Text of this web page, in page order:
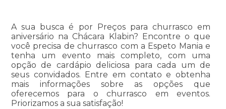
A sua busca é por Preços para churrasco em
aniversário na Chácara Klabin? Encontre o que
você precisa de churrasco com a Espeto Mania e
tenha um evento mais completo, com uma
opção de cardápio deliciosa para cada um de
seus convidados. Entre em contato e obtenha
mais informações sobre as opções que
oferecemos para o churrasco em eventos.
Priorizamos a sua satisfação!